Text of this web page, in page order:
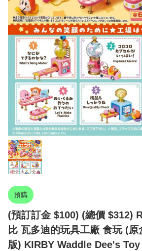
預購
(預訂訂金 $100) (總價 $312)
比 瓦多迪的玩具工廠 食玩 (
版) KIRBY Waddle Dee's